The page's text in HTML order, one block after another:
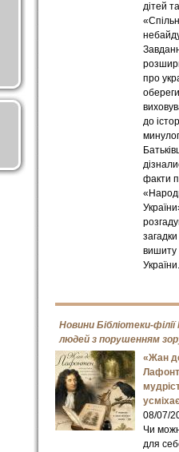
дітей
про
до
факти
вишиту
України.
Новини Бібліотеки-
людей з порушенням
«Жан
08/07/
Чи
для